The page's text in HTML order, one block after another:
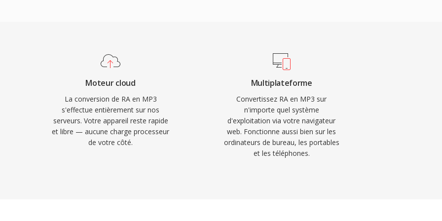
reellement
dès formats
par la quasi-totalité
Moteur cloud
La conversion de RA en MP3
s'effectue entièrement sur nos
serveurs. Votre appareil reste rapide
et libre — aucune charge processeur
de votre côté.
Multiplateforme
Convertissez RA en MP3 sur
n'importe quel système
d'exploitation via votre navigateur
web. Fonctionne aussi bien sur les
ordinateurs de bureau, les portables
et les téléphones.